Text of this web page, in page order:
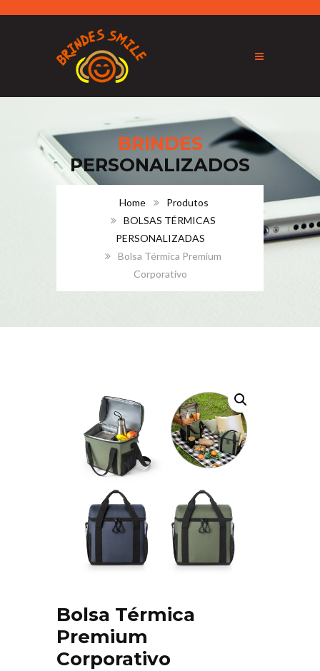
BRINDES
PERSONALIZADOS
Home
Produtos
BOLSAS TÉRMICAS
PERSONALIZADAS
Bolsa Térmica Premium
Corporativo
Bolsa Térmica
Premium
Corporativo